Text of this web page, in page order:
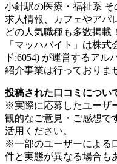
小針駅の医療・福祉系
求人情報、カフェやアパ
どの人気職種も多数掲載！
「マッハバイト」は株
ド:6054) が運営するア
紹介事業は行っておりま
投稿された口コミについ
※実際に応募したユーザ
観的なご意見・ご感想で
活用ください。
※一部のユーザーによる
件と実態が異なる場合も